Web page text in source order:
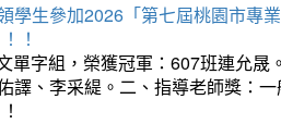
學生參加2026「第七屆桃園市專
！
單字組，榮獲冠軍：607班連允
譯、李采緹。二、指導老師獎：